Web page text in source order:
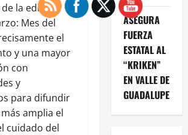
la edición
Mes del
el
y una mayor
con
y
para difundir
amplia el
cuidado del
ASEGURA
FUERZA
ESTATAL AL
“KRIKEN”
EN VALLE DE
GUADALUPE